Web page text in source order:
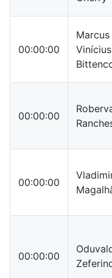
00:00:00
Marcus
Vinícius
00:00:00
00:00:00
00:00:00